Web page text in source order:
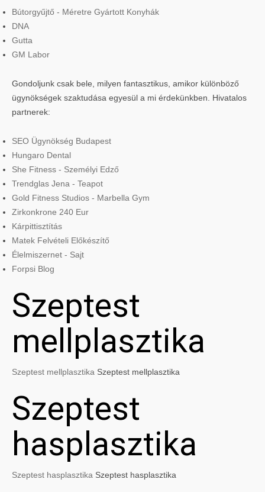
Bútorgyűjtő - Méretre Gyártott Konyhák
DNA
Gutta
GM Labor
Gondoljunk csak bele, milyen fantasztikus, amikor különböző
ügynökségek szaktudása egyesül a mi érdekünkben. Hivatalos
partnerek:
SEO Ügynökség Budapest
Hungaro Dental
She Fitness - Személyi Edző
Trendglas Jena - Teapot
Gold Fitness Studios - Marbella Gym
Zirkonkrone 240 Eur
Kárpittisztítás
Matek Felvételi Előkészítő
Élelmiszernet - Sajt
Forpsi Blog
Szeptest
mellplasztika
Szeptest mellplasztika Szeptest mellplasztika
Szeptest
hasplasztika
Szeptest hasplasztika Szeptest hasplasztika